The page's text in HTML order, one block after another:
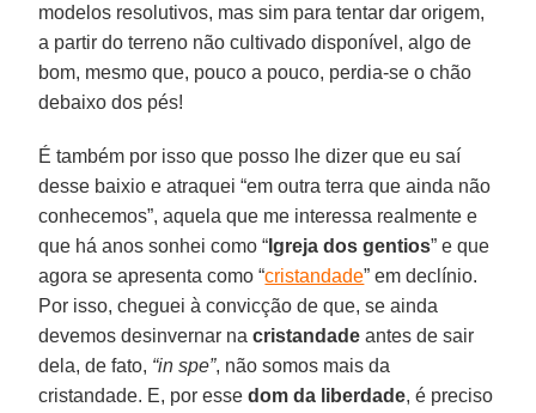
modelos resolutivos, mas sim para tentar dar origem,
a partir do terreno não cultivado disponível, algo de
bom, mesmo que, pouco a pouco, perdia-se o chão
debaixo dos pés!
É também por isso que posso lhe dizer que eu saí
desse baixio e atraquei “em outra terra que ainda não
conhecemos”, aquela que me interessa realmente e
que há anos sonhei como “ Igreja dos gentios” e que
agora se apresenta como “cristandade” em declínio.
Por isso, cheguei à convicção de que, se ainda
devemos desinvernar nacristandade antes de sair
dela, de fato, “in spe”, não somos mais da
cristandade. E, por essedom da liberdade, é preciso